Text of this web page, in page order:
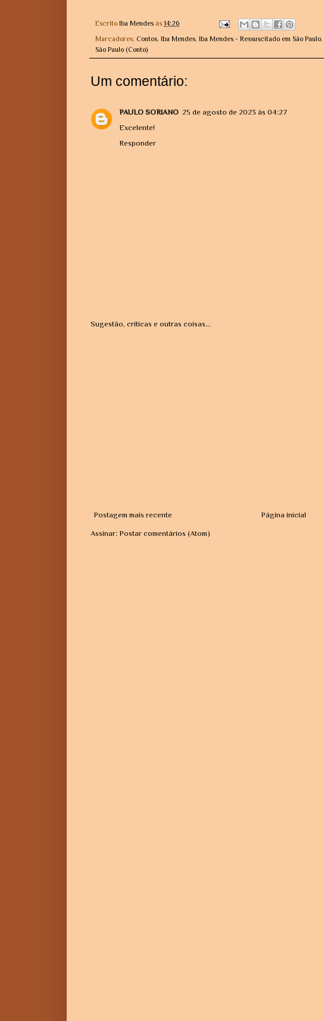
Escrito Iba Mendes às 14:26
Marcadores: Contos, Iba Mendes, Iba Mendes - Ressuscitado em São Paulo,
São Paulo (Conto)
Um comentário:
PAULO SORIANO 25 de agosto de 2023 às 04:27
Excelente!
Responder
Sugestão, críticas e outras coisas...
Postagem mais recente Página inicial
Assinar: Postar comentários (Atom)